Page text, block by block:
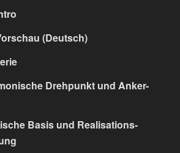
(Deutsch)
Drehpunkt und Anker-
Basis und Realisations-